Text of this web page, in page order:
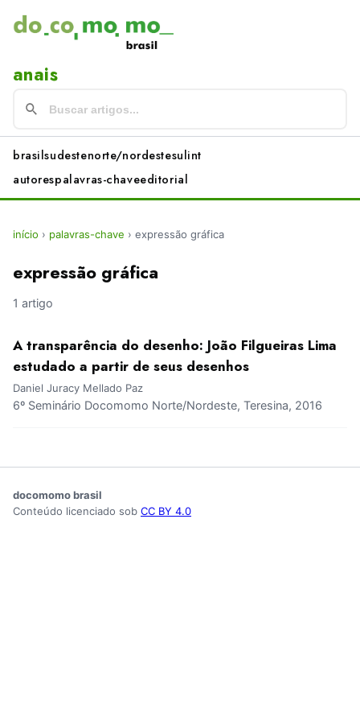
anais
brasilsudestenorte/nordestesulint
autorespalavras-chaveeditorial
início › palavras-chave › expressão gráfica
expressão gráfica
1 artigo
A transparência do desenho: João Filgueiras Lima
estudado a partir de seus desenhos
Daniel Juracy Mellado Paz
6º Seminário Docomomo Norte/Nordeste, Teresina, 2016
docomomo brasil
Conteúdo licenciado sob CC BY 4.0